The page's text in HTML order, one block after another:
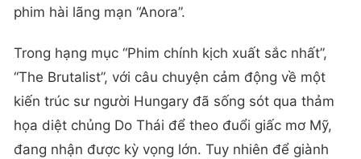
phim hài lãng mạn “Anora”.
Trong hạng mục “Phim chính kịch xuất sắc nhất”,
“The Brutalist”, với câu chuyện cảm động về một
kiến trúc sư người Hungary đã sống sót qua thảm
họa diệt chủng Do Thái để theo đuổi giấc mơ Mỹ,
đang nhận được kỳ vọng lớn. Tuy nhiên để giành